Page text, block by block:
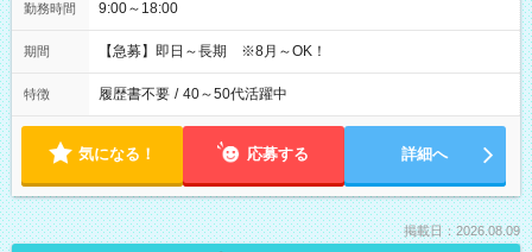
勤務時間 9:00～18:00
期間 【急募】即日～長期 ※8月～OK！
特徴 履歴書不要 / 40～50代活躍中
気になる！ 応募する 詳細へ
掲載日：2026.08.09